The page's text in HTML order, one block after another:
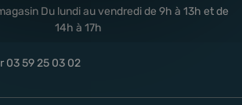
Du lundi au vendredi de 9h à 13h et de
14h à 17h
03 59 25 03 02